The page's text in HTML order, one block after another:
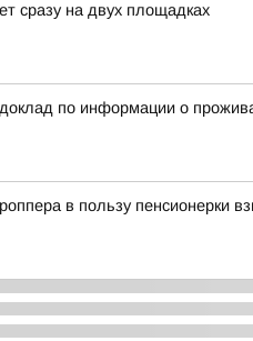
сразу на двух площадках
по информации о
в пользу